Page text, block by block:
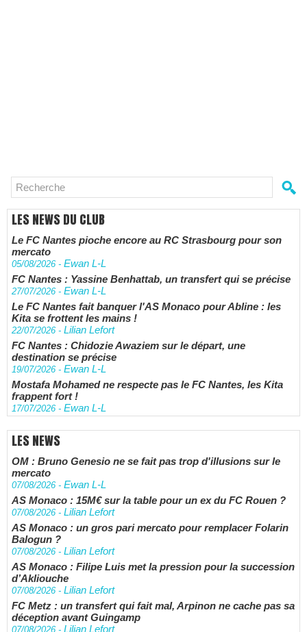
LES NEWS DU CLUB
Le FC Nantes pioche encore au RC Strasbourg pour son
mercato
05/08/2026 - Ewan L-L
FC Nantes : Yassine Benhattab, un transfert qui se précise
27/07/2026 - Ewan L-L
Le FC Nantes fait banquer l'AS Monaco pour Abline : les
Kita se frottent les mains !
22/07/2026 - Lilian Lefort
FC Nantes : Chidozie Awaziem sur le départ, une
destination se précise
19/07/2026 - Ewan L-L
Mostafa Mohamed ne respecte pas le FC Nantes, les Kita
frappent fort !
17/07/2026 - Ewan L-L
LES NEWS
OM : Bruno Genesio ne se fait pas trop d'illusions sur le
mercato
07/08/2026 - Ewan L-L
AS Monaco : 15M€ sur la table pour un ex du FC Rouen ?
07/08/2026 - Lilian Lefort
AS Monaco : un gros pari mercato pour remplacer Folarin
Balogun ?
07/08/2026 - Lilian Lefort
AS Monaco : Filipe Luis met la pression pour la succession
d’Akliouche
07/08/2026 - Lilian Lefort
FC Metz : un transfert qui fait mal, Arpinon ne cache pas sa
déception avant Guingamp
07/08/2026 - Lilian Lefort